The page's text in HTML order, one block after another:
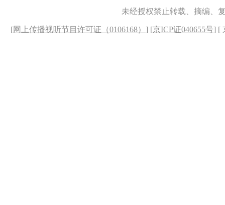
未经授权禁止转载、摘编、
[网上传播视听节目许可证（0106168） ] [京ICP证040655号] [